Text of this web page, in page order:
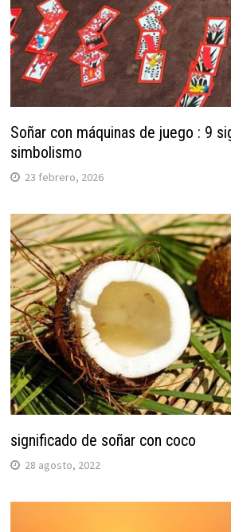
Soñar con máquinas de juego : 9
simbolismo
23 febrero, 2026
significado de soñar con coco
28 agosto, 2022